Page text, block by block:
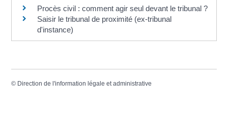
Procès civil : comment agir seul devant le tribunal ?
Saisir le tribunal de proximité (ex-tribunal
d'instance)
© Direction de l'information légale et administrative